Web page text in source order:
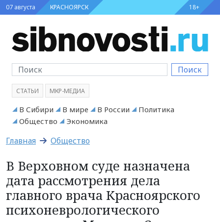
07 августа КРАСНОЯРСК 18+
Поиск
СТАТЬИ МКР-МЕДИА
В Сибири В мире В России
Политика
Общество
Экономика
Главная Общество
В Верховном суде назначена
дата рассмотрения дела
главного врача Красноярского
психоневрологического